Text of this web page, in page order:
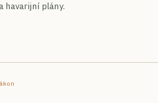
havarijní plány.